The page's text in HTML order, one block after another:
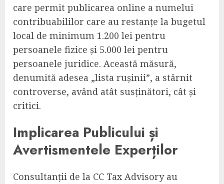
care permit publicarea online a numelui
contribuabililor care au restanțe la bugetul
local de minimum 1.200 lei pentru
persoanele fizice și 5.000 lei pentru
persoanele juridice. Această măsură,
denumită adesea „lista rușinii”, a stârnit
controverse, având atât susținători, cât și
critici.
Implicarea Publicului și
Avertismentele Experților
Consultanții de la CC Tax Advisory au